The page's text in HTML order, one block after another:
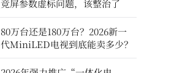
竞屏参数虚标问题，该整治了
80万台还是180万台？2026新一
代MiniLED电视到底能卖多少？